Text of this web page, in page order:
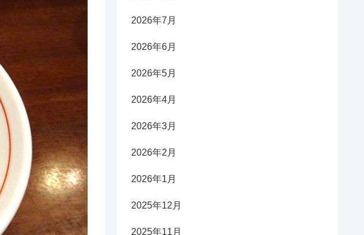
2026年7月
2026年6月
2026年5月
2026年4月
2026年3月
2026年2月
2026年1月
2025年12月
2025年11月